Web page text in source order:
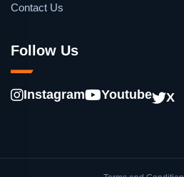
Contact Us
Follow Us
Instagram Youtube X